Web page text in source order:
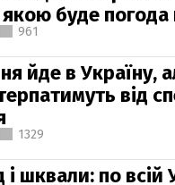
буде погода
961
йде в Україну,
від
1329
і шквали: по всій